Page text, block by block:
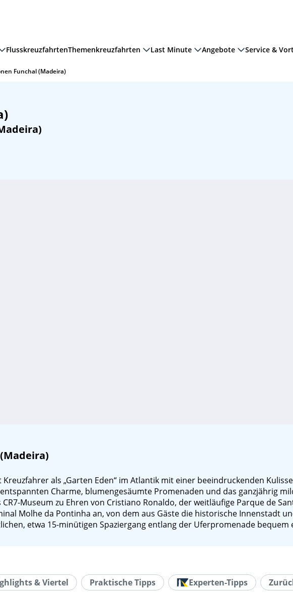
FlusskreuzfahrtenThemenkreuzfahrten Last Minute Angebote Service &
Funchal (Madeira)
als „Garten Eden“ im Atlantik mit einer beeindruckenden
Charme, blumengesäumte Promenaden und das ganzjährig
Museum zu Ehren von Cristiano Ronaldo, der weitläufige Parque de
Molhe da Pontinha an, von dem aus Gäste die historische Innenstadt
etwa 15-minütigen Spaziergang entlang der Uferpromenade bequem
& Viertel Praktische Tipps Experten-Tipps